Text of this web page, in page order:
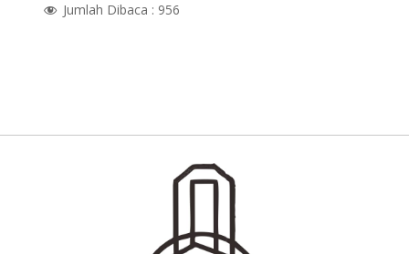
Jumlah Dibaca : 956